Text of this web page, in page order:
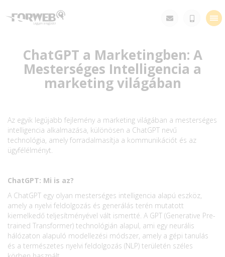
ChatGPT a Marketingben: A
Mesterséges Intelligencia a
marketing világában
Az egyik legújabb fejlemény a marketing világában a mesterséges
intelligencia alkalmazása, különösen a ChatGPT nevű
technológia, amely forradalmasítja a kommunikációt és az
ügyfélélményt.
ChatGPT: Mi is az?
A ChatGPT egy olyan mesterséges intelligencia alapú eszköz,
amely a nyelvi feldolgozás és generálás terén mutatott
kiemelkedő teljesítményével vált ismertté. A GPT (Generative Pre-
trained Transformer) technológián alapul, ami egy neurális
hálózaton alapuló modellezési módszer, amely a gépi tanulás
és a természetes nyelvi feldolgozás (NLP) területén széles